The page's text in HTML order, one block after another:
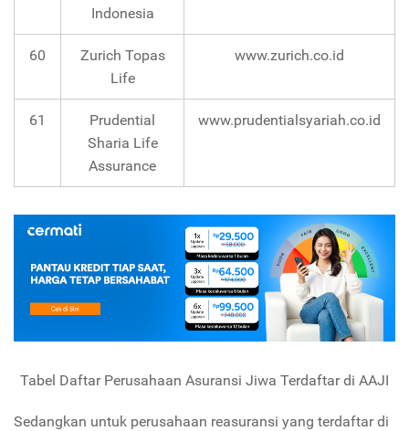
Indonesia
60
Zurich Topas
Life
www.zurich.co.id
61
Prudential
Sharia Life
Assurance
www.prudentialsyariah.co.id
Tabel Daftar Perusahaan Asuransi Jiwa Terdaftar di AAJI
Sedangkan untuk perusahaan reasuransi yang terdaftar di